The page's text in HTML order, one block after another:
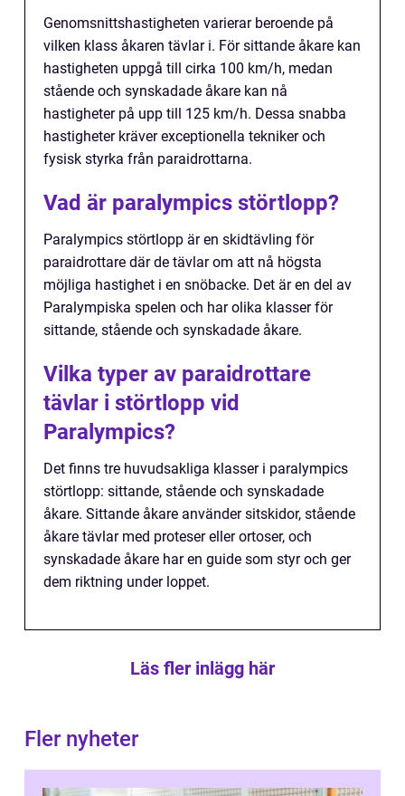
Genomsnittshastigheten varierar beroende på
vilken klass åkaren tävlar i. För sittande åkare kan
hastigheten uppgå till cirka 100 km/h, medan
stående och synskadade åkare kan nå
hastigheter på upp till 125 km/h. Dessa snabba
hastigheter kräver exceptionella tekniker och
fysisk styrka från paraidrottarna.
Vad är paralympics störtlopp?
Paralympics störtlopp är en skidtävling för
paraidrottare där de tävlar om att nå högsta
möjliga hastighet i en snöbacke. Det är en del av
Paralympiska spelen och har olika klasser för
sittande, stående och synskadade åkare.
Vilka typer av paraidrottare
tävlar i störtlopp vid
Paralympics?
Det finns tre huvudsakliga klasser i paralympics
störtlopp: sittande, stående och synskadade
åkare. Sittande åkare använder sitskidor, stående
åkare tävlar med proteser eller ortoser, och
synskadade åkare har en guide som styr och ger
dem riktning under loppet.
Läs fler inlägg här
Fler nyheter